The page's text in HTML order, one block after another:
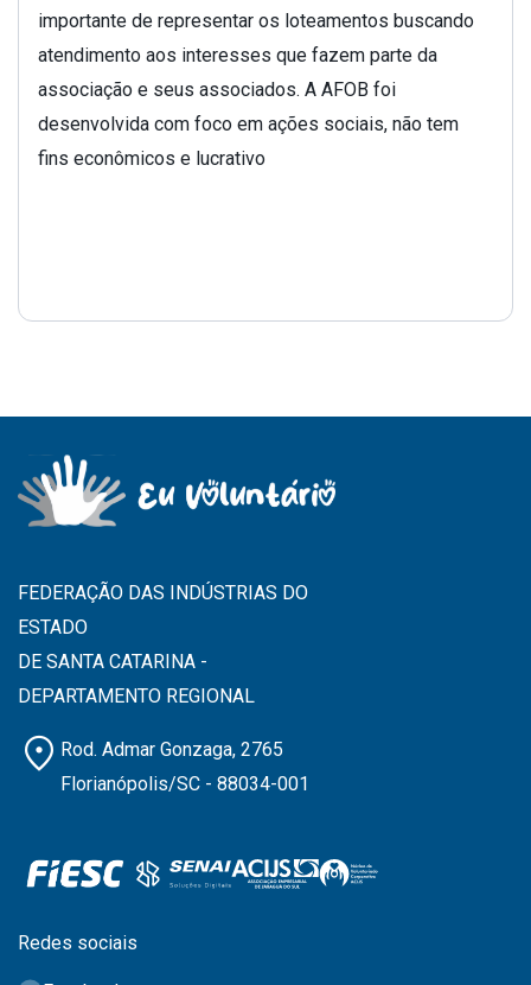
importante de representar os loteamentos buscando
atendimento aos interesses que fazem parte da
associação e seus associados. A AFOB foi
desenvolvida com foco em ações sociais, não tem
fins econômicos e lucrativo
FEDERAÇÃO DAS INDÚSTRIAS DO
ESTADO
DE SANTA CATARINA -
DEPARTAMENTO REGIONAL
location_on Rod. Admar Gonzaga, 2765
Florianópolis/SC - 88034-001
Redes sociais